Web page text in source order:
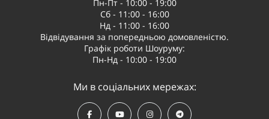
Пн-Пт - 10:00 - 19:00
Сб - 11:00 - 16:00
Нд - 11:00 - 16:00
Відвідування за попередньою домовленістю.
Графік роботи Шоуруму:
Пн-Нд - 10:00 - 19:00
Ми в соціальних мережах: